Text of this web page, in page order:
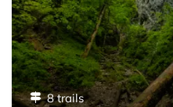
8 trails